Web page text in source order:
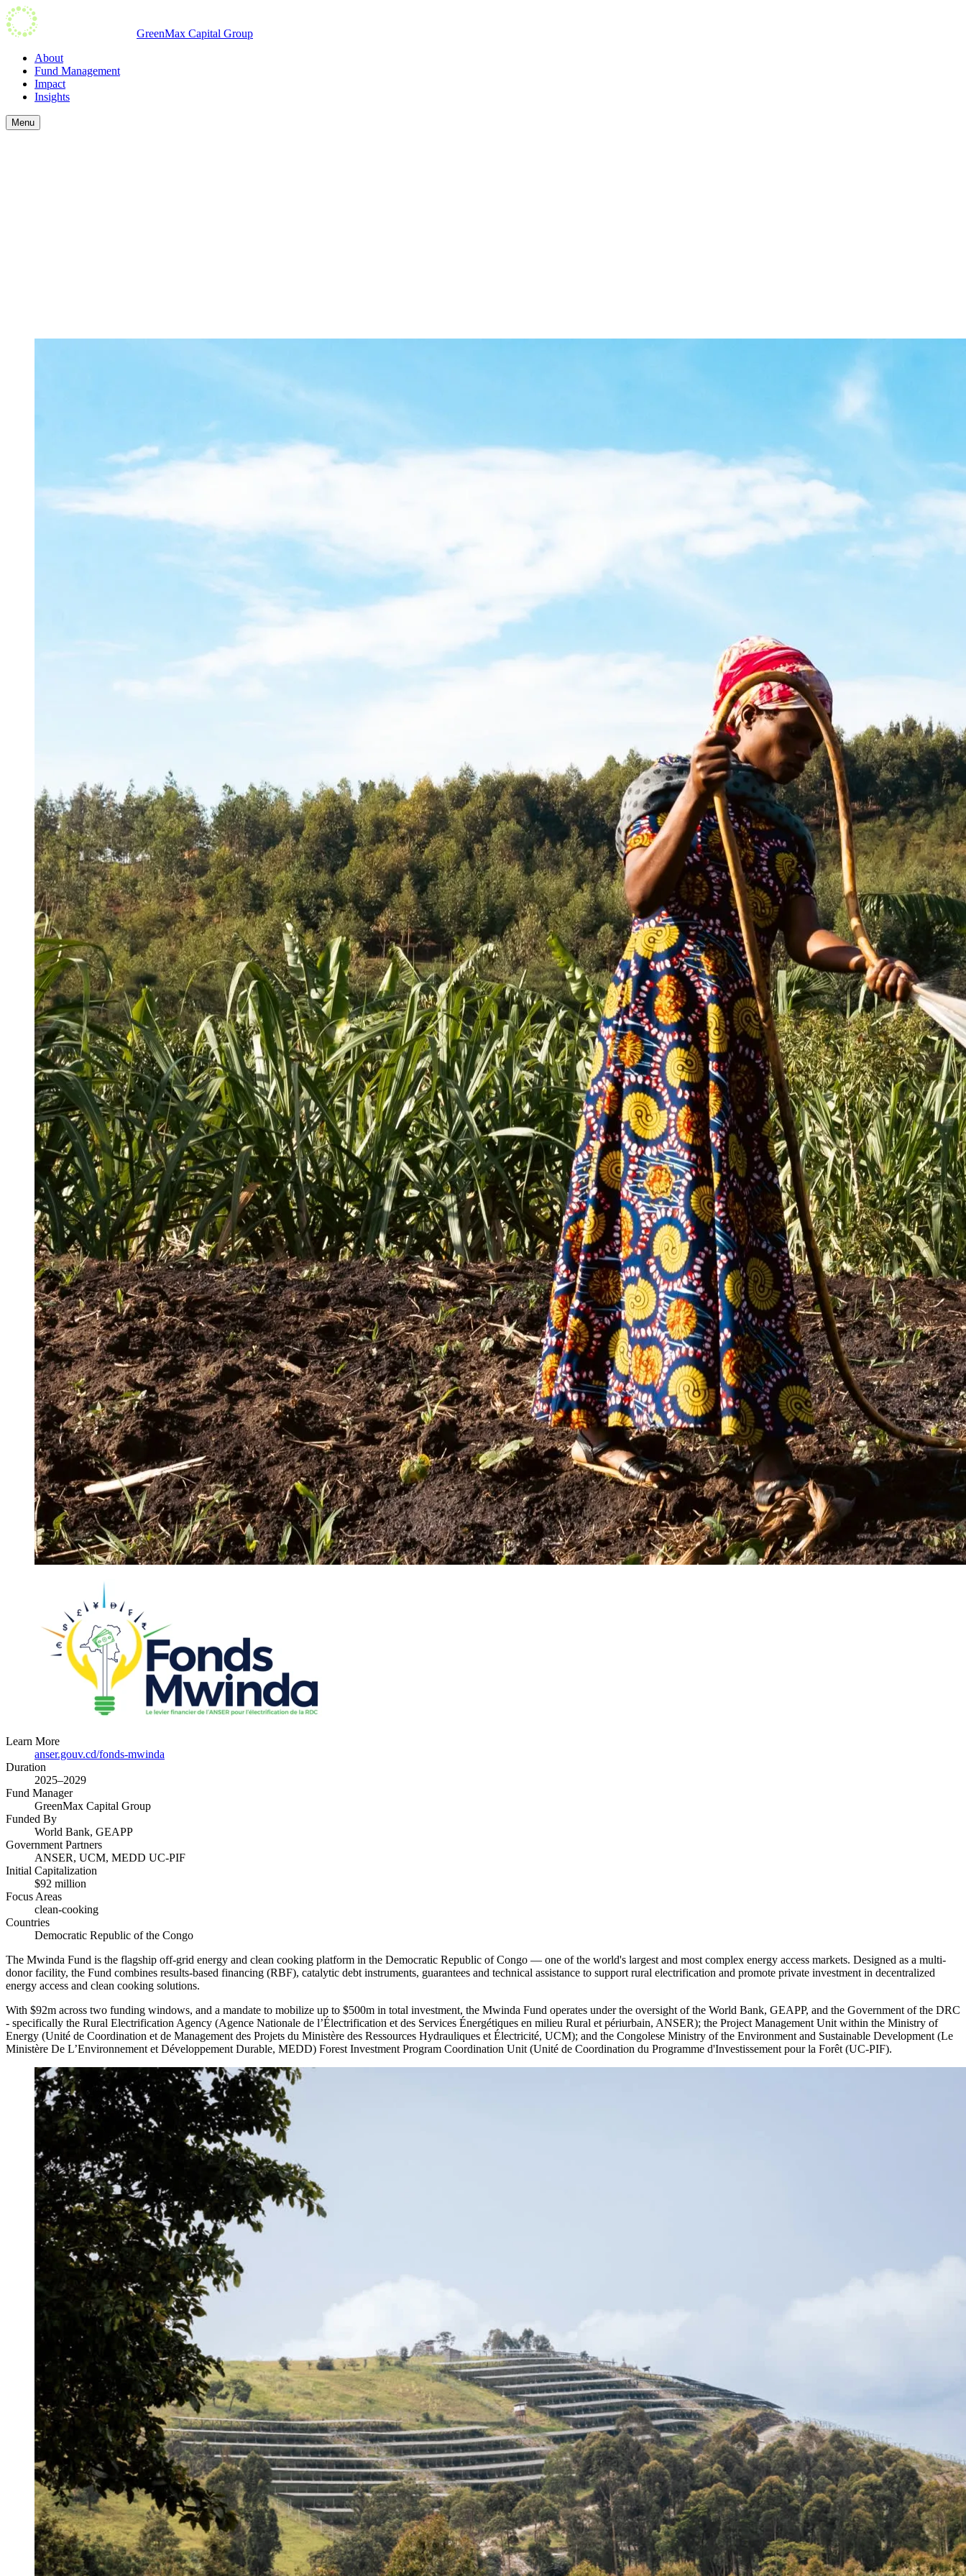
GreenMax Capital Group​​​​‌ ‍ ​‍​‍‌‍ ‌ ​‍‌‍‍‌‌‍‌ ‌‍‍‌‌‍ ‍​‍​‍​ ‍‍​‍​‍‌ ​ ‌‍​‌‌‍ ‍‌‍‍‌‌ ‌​‌ ‍‌​‍ ‍‌‍‍‌‌‍ ​‍​‍​‍ ​​‍​‍‌‍‍​‌ ​‍‌‍‌‌‌‍‌‍​‍​‍​ ‍‍​‍​‍‌‍‍​‌ ‌​‌ ‌​‌ ​​​ ‍‍​‍ ​‍ ‌‍ ​‌‍ ‌‍​ ‌‍​‌‌‍ ​‌‍‍​‌‍ ‌ ​ ‌ ‌​​ ‍‍​ ​ ​ ​ ​ ​ ​ ​ ​‍ ‌‍‍‌‌‍ ‍‌ ‌​‌‍‌‌‌‍ ‍‌ ‌​​‍ ‌‍‌‌‌‍‌​‌‍‍‌‌ ‌​​‍ ‌‍ ‌‌‍ ‌‍‌​‌‍‌‌​ ‌‌ ​​‌ ​‍‌‍‌‌‌ ​ ‌‍‌‌‌‍ ‍‌ ‌​‌‍​‌‌ ‌​‌‍‍‌‌‍ ‌‍ ‍​ ‍ ‌‍‍‌‌‍‌​​ ‌‌ ​ ‌‍‍‌‌ ‌​‌‍‌‌‌‌​ ‌‍‌‌‌ ‌​‌ ‌​‌‍‍‌‌‍ ‍‌‍‌ ‌ ​ ​ ‍ ‌ ‌​‌ ‍‌‌ ​​‌‍‌‌​ ‌‌ ​ ‌‍‌‌‌ ‌​‌ ‌​‌‍‍‌‌‍ ‍‌‍‌ ‌ ​ ​ ‍ ‌ ​​‌‍​‌‌ ‌​‌‍‍​​ ‌‌ ‌​‌‍‍‌‌ ‌​‌‍ ​‌‍‌‌​ ‌‍​‍‌‍​‌‌ ​ ‌‍‌‌‌‌‌‌‌ ​‍‌‍ ​​ ‌‌‍‍​‌ ‌​‌ ‌​‌ ​​​‍‌‌​ ​ ‌​​‌​‍‌‌​ ​‍‌​‌‍​‍‌‌​ ​‍‌​‌‍‌‍ ​‌‍ ‌‍​ ‌‍​‌‌‍ ​‌‍‍​‌‍ ‌ ​ ‌ ‌​​‍‌‌​ ​ ‌​​‌​ ​ ​ ​ ​ ​ ​ ​ ​‍‌‍‌‍‍‌‌‍‌​​ ‌‌ ​ ‌‍‍‌‌ ‌​‌‍‌‌‌‌​ ‌‍‌‌‌ ‌​‌ ‌​‌‍‍‌‌‍ ‍‌‍‌ ‌ ​ ​‍‌‍‌ ‌​‌ ‍‌‌ ​​‌‍‌‌​ ‌‌ ​ ‌‍‌‌‌ ‌​‌ ‌​‌‍‍‌‌‍ ‍‌‍‌ ‌ ​ ​‍‌‍‌ ​​‌‍​‌‌ ‌​‌‍‍​​ ‌‌ ‌​‌‍‍‌‌ ‌​‌‍ ​‌‍‌‌​‍‌‍‌ ​​‌‍‌‌‌ ​‍‌ ​ ‌ ​​‌‍‌‌‌‍​ ‌ ‌​‌‍‍‌‌ ‌‍‌‍‌‌​ ‌‌ ​​‌ ‌‌‌‍​‍‌‍ ​‌‍‍‌‌ ​ ‌‍‍​‌‍‌‌‌‍‌​​‍​‍‌ ‌
About​​​​‌ ‍ ​‍​‍‌‍ ‌ ​‍‌‍‍‌‌‍‌ ‌‍‍‌‌‍ ‍​‍​‍​ ‍‍​‍​‍‌ ​ ‌‍​‌‌‍ ‍‌‍‍‌‌ ‌​‌ ‍‌​‍ ‍‌‍‍‌‌‍ ​‍​‍​‍ ​​‍​‍‌‍‍​‌ ​‍‌‍‌‌‌‍‌‍​‍​‍​ ‍‍​‍​‍‌‍‍​‌ ‌​‌ ‌​‌ ​​​ ‍‍​‍ ​‍ ‌‍ ​‌‍ ‌‍​ ‌‍​‌‌‍ ​‌‍‍​‌‍ ‌ ​ ‌ ‌​​ ‍‍​ ​ ​ ​ ​ ​ ​ ​ ​‍ ‌‍‍‌‌‍ ‍‌ ‌​‌‍‌‌‌‍ ‍‌ ‌​​‍ ‌‍‌‌‌‍‌​‌‍‍‌‌ ‌​​‍ ‌‍ ‌‌‍ ‌‍‌​‌‍‌‌​ ‌‌ ​​‌ ​‍‌‍‌‌‌ ​ ‌‍‌‌‌‍ ‍‌ ‌​‌‍​‌‌ ‌​‌‍‍‌‌‍ ‌‍ ‍​ ‍ ‌‍‍‌‌‍‌​​ ‌‌ ​ ‌‍‍‌‌ ‌​‌‍‌‌‌‌​ ‌‍‌‌‌ ‌​‌ ‌​‌‍‍‌‌‍ ‍‌‍‌ ‌ ​ ​ ‍ ‌ ‌​‌ ‍‌‌ ​​‌‍‌‌​ ‌‌ ​ ‌‍‌‌‌ ‌​‌ ‌​‌‍‍‌‌‍ ‍‌‍‌ ‌ ​ ​ ‍ ‌ ​​‌‍​‌‌ ‌​‌‍‍​​ ‌‌‍‍​‌‍‌‌‌‍​‌‌‍‌​‌‍‌‌‌ ​‍‌​​‍‌‍​‌‌ ​‍‌​ ‍‌‍​‌‌ ‌‍‌‍‍‌‌‍‌ ‌‍​‌‌ ‌​‌‍‍‌‌‍ ‌‍ ‍​‍‌‌​ ‌‌‌​​‍‌‌ ‌‍‍ ‌‍‌‌‌ ‍‌​‍‌‌​ ​ ‌​‌​​‍‌‌​ ​ ‌​‌​​‍‌‌​ ​‍​ ​‍​ ‍​​ ‌‌​ ​‌‌‍‌‍​ ‍​​ ‌‍‌‍​ ‌‍​ ​ ​‌​ ​​​ ​ ‌‍​‍​‍‌‌​ ​‍​ ​‍​‍‌‌​ ‌‌‌​‌​​‍ ‍‌‍ ​‌‍​‌‌‍​‍‌‍‌‌‌‍ ​​ ‌‍​‍‌‍​‌‌ ​ ‌‍‌‌‌‌‌‌‌ ​‍‌‍ ​​ ‌‌‍‍​‌ ‌​‌ ‌​‌ ​​​‍‌‌​ ​ ‌​​‌​‍‌‌​ ​‍‌​‌‍​‍‌‌​ ​‍‌​‌‍‌‍ ​‌‍ ‌‍​ ‌‍​‌‌‍ ​‌‍‍​‌‍ ‌ ​ ‌ ‌​​‍‌‌​ ​ ‌​​‌​ ​ ​ ​ ​ ​ ​ ​ ​‍‌‍‌‍‍‌‌‍‌​​ ‌‌ ​ ‌‍‍‌‌ ‌​‌‍‌‌‌‌​ ‌‍‌‌‌ ‌​‌ ‌​‌‍‍‌‌‍ ‍‌‍‌ ‌ ​ ​‍‌‍‌ ‌​‌ ‍‌‌ ​​‌‍‌‌​ ‌‌ ​ ‌‍‌‌‌ ‌​‌ ‌​‌‍‍‌‌‍ ‍‌‍‌ ‌ ​ ​‍‌‍‌ ​​‌‍​‌‌ ‌​‌‍‍​​ ‌‌‍‍​‌‍‌‌‌‍​‌‌‍‌​‌‍‌‌‌ ​‍‌​​‍‌‍​‌‌ ​‍‌​ ‍‌‍​‌‌ ‌‍‌‍‍‌‌‍‌ ‌‍​‌‌ ‌​‌‍‍‌‌‍ ‌‍ ‍​‍‌‌​ ‌‌‌​​‍‌‌ ‌‍‍ ‌‍‌‌‌ ‍‌​‍‌‌​ ​ ‌​‌​​‍‌‌​ ​ ‌​‌​​‍‌‌​ ​‍​ ​‍​ ‍​​ ‌‌​ ​‌‌‍‌‍​ ‍​​ ‌‍‌‍​ ‌‍​ ​ ​‌​ ​​​ ​ ‌‍​‍​‍‌‌​ ​‍​ ​‍​‍‌‌​ ‌‌‌​‌​​‍ ‍‌‍ ​‌‍​‌‌‍​‍‌‍‌‌‌‍ ​​‍‌‍‌ ​​‌‍‌‌‌ ​‍‌ ​ ‌ ​​‌‍‌‌‌‍​ ‌ ‌​‌‍‍‌‌ ‌‍‌‍‌‌​ ‌‌ ​​‌ ‌‌‌‍​‍‌‍ ​‌‍‍‌‌ ​ ‌‍‍​‌‍‌‌‌‍‌​​‍​‍‌ ‌
Fund Management​​​​‌ ‍ ​‍​‍‌‍ ‌ ​‍‌‍‍‌‌‍‌ ‌‍‍‌‌‍ ‍​‍​‍​ ‍‍​‍​‍‌ ​ ‌‍​‌‌‍ ‍‌‍‍‌‌ ‌​‌ ‍‌​‍ ‍‌‍‍‌‌‍ ​‍​‍​‍ ​​‍​‍‌‍‍​‌ ​‍‌‍‌‌‌‍‌‍​‍​‍​ ‍‍​‍​‍‌‍‍​‌ ‌​‌ ‌​‌ ​​​ ‍‍​‍ ​‍ ‌‍ ​‌‍ ‌‍​ ‌‍​‌‌‍ ​‌‍‍​‌‍ ‌ ​ ‌ ‌​​ ‍‍​ ​ ​ ​ ​ ​ ​ ​ ​‍ ‌‍‍‌‌‍ ‍‌ ‌​‌‍‌‌‌‍ ‍‌ ‌​​‍ ‌‍‌‌‌‍‌​‌‍‍‌‌ ‌​​‍ ‌‍ ‌‌‍ ‌‍‌​‌‍‌‌​ ‌‌ ​​‌ ​‍‌‍‌‌‌ ​ ‌‍‌‌‌‍ ‍‌ ‌​‌‍​‌‌ ‌​‌‍‍‌‌‍ ‌‍ ‍​ ‍ ‌‍‍‌‌‍‌​​ ‌‌ ​ ‌‍‍‌‌ ‌​‌‍‌‌‌‌​ ‌‍‌‌‌ ‌​‌ ‌​‌‍‍‌‌‍ ‍‌‍‌ ‌ ​ ​ ‍ ‌ ‌​‌ ‍‌‌ ​​‌‍‌‌​ ‌‌ ​ ‌‍‌‌‌ ‌​‌ ‌​‌‍‍‌‌‍ ‍‌‍‌ ‌ ​ ​ ‍ ‌ ​​‌‍​‌‌ ‌​‌‍‍​​ ‌‌‍‍​‌‍‌‌‌‍​‌‌‍‌​‌‍‌‌‌ ​‍‌​​‍‌‍​‌‌ ​‍‌​ ‍‌‍​‌‌ ‌‍‌‍‍‌‌‍‌ ‌‍​‌‌ ‌​‌‍‍‌‌‍ ‌‍ ‍​‍‌‌​ ‌‌‌​​‍‌‌ ‌‍‍ ‌‍‌‌‌ ‍‌​‍‌‌​ ​ ‌​‌​​‍‌‌​ ​ ‌​‌​​‍‌‌​ ​‍​ ​‍​ ​​​ ‌ ​ ‌​‌‍​‍​ ​ ​ ‍​‌‍‌‍‌‍​‌​ ‍‌​ ‌‌​ ‍‌​ ‍‌​‍‌‌​ ​‍​ ​‍​‍‌‌​ ‌‌‌​‌​​‍ ‍‌‍ ​‌‍​‌‌‍​‍‌‍‌‌‌‍ ​​ ‌‍​‍‌‍​‌‌ ​ ‌‍‌‌‌‌‌‌‌ ​‍‌‍ ​​ ‌‌‍‍​‌ ‌​‌ ‌​‌ ​​​‍‌‌​ ​ ‌​​‌​‍‌‌​ ​‍‌​‌‍​‍‌‌​ ​‍‌​‌‍‌‍ ​‌‍ ‌‍​ ‌‍​‌‌‍ ​‌‍‍​‌‍ ‌ ​ ‌ ‌​​‍‌‌​ ​ ‌​​‌​ ​ ​ ​ ​ ​ ​ ​ ​‍‌‍‌‍‍‌‌‍‌​​ ‌‌ ​ ‌‍‍‌‌ ‌​‌‍‌‌‌‌​ ‌‍‌‌‌ ‌​‌ ‌​‌‍‍‌‌‍ ‍‌‍‌ ‌ ​ ​‍‌‍‌ ‌​‌ ‍‌‌ ​​‌‍‌‌​ ‌‌ ​ ‌‍‌‌‌ ‌​‌ ‌​‌‍‍‌‌‍ ‍‌‍‌ ‌ ​ ​‍‌‍‌ ​​‌‍​‌‌ ‌​‌‍‍​​ ‌‌‍‍​‌‍‌‌‌‍​‌‌‍‌​‌‍‌‌‌ ​‍‌​​‍‌‍​‌‌ ​‍‌​ ‍‌‍​‌‌ ‌‍‌‍‍‌‌‍‌ ‌‍​‌‌ ‌​‌‍‍‌‌‍ ‌‍ ‍​‍‌‌​ ‌‌‌​​‍‌‌ ‌‍‍ ‌‍‌‌‌ ‍‌​‍‌‌​ ​ ‌​‌​​‍‌‌​ ​ ‌​‌​​‍‌‌​ ​‍​ ​‍​ ​​​ ‌ ​ ‌​‌‍​‍​ ​ ​ ‍​‌‍‌‍‌‍​‌​ ‍‌​ ‌‌​ ‍‌​ ‍‌​‍‌‌​ ​‍​ ​‍​‍‌‌​ ‌‌‌​‌​​‍ ‍‌‍ ​‌‍​‌‌‍​‍‌‍‌‌‌‍ ​​‍‌‍‌ ​​‌‍‌‌‌ ​‍‌ ​ ‌ ​​‌‍‌‌‌‍​ ‌ ‌​‌‍‍‌‌ ‌‍‌‍‌‌​ ‌‌ ​​‌ ‌‌‌‍​‍‌‍ ​‌‍‍‌‌ ​ ‌‍‍​‌‍‌‌‌‍‌​​‍​‍‌ ‌
Impact​​​​‌ ‍ ​‍​‍‌‍ ‌ ​‍‌‍‍‌‌‍‌ ‌‍‍‌‌‍ ‍​‍​‍​ ‍‍​‍​‍‌ ​ ‌‍​‌‌‍ ‍‌‍‍‌‌ ‌​‌ ‍‌​‍ ‍‌‍‍‌‌‍ ​‍​‍​‍ ​​‍​‍‌‍‍​‌ ​‍‌‍‌‌‌‍‌‍​‍​‍​ ‍‍​‍​‍‌‍‍​‌ ‌​‌ ‌​‌ ​​​ ‍‍​‍ ​‍ ‌‍ ​‌‍ ‌‍​ ‌‍​‌‌‍ ​‌‍‍​‌‍ ‌ ​ ‌ ‌​​ ‍‍​ ​ ​ ​ ​ ​ ​ ​ ​‍ ‌‍‍‌‌‍ ‍‌ ‌​‌‍‌‌‌‍ ‍‌ ‌​​‍ ‌‍‌‌‌‍‌​‌‍‍‌‌ ‌​​‍ ‌‍ ‌‌‍ ‌‍‌​‌‍‌‌​ ‌‌ ​​‌ ​‍‌‍‌‌‌ ​ ‌‍‌‌‌‍ ‍‌ ‌​‌‍​‌‌ ‌​‌‍‍‌‌‍ ‌‍ ‍​ ‍ ‌‍‍‌‌‍‌​​ ‌‌ ​ ‌‍‍‌‌ ‌​‌‍‌‌‌‌​ ‌‍‌‌‌ ‌​‌ ‌​‌‍‍‌‌‍ ‍‌‍‌ ‌ ​ ​ ‍ ‌ ‌​‌ ‍‌‌ ​​‌‍‌‌​ ‌‌ ​ ‌‍‌‌‌ ‌​‌ ‌​‌‍‍‌‌‍ ‍‌‍‌ ‌ ​ ​ ‍ ‌ ​​‌‍​‌‌ ‌​‌‍‍​​ ‌‌‍‍​‌‍‌‌‌‍​‌‌‍‌​‌‍‌‌‌ ​‍‌​​‍‌‍​‌‌ ​‍‌​ ‍‌‍​‌‌ ‌‍‌‍‍‌‌‍‌ ‌‍​‌‌ ‌​‌‍‍‌‌‍ ‌‍ ‍​‍‌‌​ ‌‌‌​​‍‌‌ ‌‍‍ ‌‍‌‌‌ ‍‌​‍‌‌​ ​ ‌​‌​​‍‌‌​ ​ ‌​‌​​‍‌‌​ ​‍​ ​‍​ ​‍​ ‍‌​ ‌ ‌‍‌‌‌‍​ ‌‍‌​​ ​‌​ ‍​​ ‌​​ ‌‌​ ‌‌​ ‍​​‍‌‌​ ​‍​ ​‍​‍‌‌​ ‌‌‌​‌​​‍ ‍‌‍ ​‌‍​‌‌‍​‍‌‍‌‌‌‍ ​​ ‌‍​‍‌‍​‌‌ ​ ‌‍‌‌‌‌‌‌‌ ​‍‌‍ ​​ ‌‌‍‍​‌ ‌​‌ ‌​‌ ​​​‍‌‌​ ​ ‌​​‌​‍‌‌​ ​‍‌​‌‍​‍‌‌​ ​‍‌​‌‍‌‍ ​‌‍ ‌‍​ ‌‍​‌‌‍ ​‌‍‍​‌‍ ‌ ​ ‌ ‌​​‍‌‌​ ​ ‌​​‌​ ​ ​ ​ ​ ​ ​ ​ ​‍‌‍‌‍‍‌‌‍‌​​ ‌‌ ​ ‌‍‍‌‌ ‌​‌‍‌‌‌‌​ ‌‍‌‌‌ ‌​‌ ‌​‌‍‍‌‌‍ ‍‌‍‌ ‌ ​ ​‍‌‍‌ ‌​‌ ‍‌‌ ​​‌‍‌‌​ ‌‌ ​ ‌‍‌‌‌ ‌​‌ ‌​‌‍‍‌‌‍ ‍‌‍‌ ‌ ​ ​‍‌‍‌ ​​‌‍​‌‌ ‌​‌‍‍​​ ‌‌‍‍​‌‍‌‌‌‍​‌‌‍‌​‌‍‌‌‌ ​‍‌​​‍‌‍​‌‌ ​‍‌​ ‍‌‍​‌‌ ‌‍‌‍‍‌‌‍‌ ‌‍​‌‌ ‌​‌‍‍‌‌‍ ‌‍ ‍​‍‌‌​ ‌‌‌​​‍‌‌ ‌‍‍ ‌‍‌‌‌ ‍‌​‍‌‌​ ​ ‌​‌​​‍‌‌​ ​ ‌​‌​​‍‌‌​ ​‍​ ​‍​ ​‍​ ‍‌​ ‌ ‌‍‌‌‌‍​ ‌‍‌​​ ​‌​ ‍​​ ‌​​ ‌‌​ ‌‌​ ‍​​‍‌‌​ ​‍​ ​‍​‍‌‌​ ‌‌‌​‌​​‍ ‍‌‍ ​‌‍​‌‌‍​‍‌‍‌‌‌‍ ​​‍‌‍‌ ​​‌‍‌‌‌ ​‍‌ ​ ‌ ​​‌‍‌‌‌‍​ ‌ ‌​‌‍‍‌‌ ‌‍‌‍‌‌​ ‌‌ ​​‌ ‌‌‌‍​‍‌‍ ​‌‍‍‌‌ ​ ‌‍‍​‌‍‌‌‌‍‌​​‍​‍‌ ‌
Insights​​​​‌ ‍ ​‍​‍‌‍ ‌ ​‍‌‍‍‌‌‍‌ ‌‍‍‌‌‍ ‍​‍​‍​ ‍‍​‍​‍‌ ​ ‌‍​‌‌‍ ‍‌‍‍‌‌ ‌​‌ ‍‌​‍ ‍‌‍‍‌‌‍ ​‍​‍​‍ ​​‍​‍‌‍‍​‌ ​‍‌‍‌‌‌‍‌‍​‍​‍​ ‍‍​‍​‍‌‍‍​‌ ‌​‌ ‌​‌ ​​​ ‍‍​‍ ​‍ ‌‍ ​‌‍ ‌‍​ ‌‍​‌‌‍ ​‌‍‍​‌‍ ‌ ​ ‌ ‌​​ ‍‍​ ​ ​ ​ ​ ​ ​ ​ ​‍ ‌‍‍‌‌‍ ‍‌ ‌​‌‍‌‌‌‍ ‍‌ ‌​​‍ ‌‍‌‌‌‍‌​‌‍‍‌‌ ‌​​‍ ‌‍ ‌‌‍ ‌‍‌​‌‍‌‌​ ‌‌ ​​‌ ​‍‌‍‌‌‌ ​ ‌‍‌‌‌‍ ‍‌ ‌​‌‍​‌‌ ‌​‌‍‍‌‌‍ ‌‍ ‍​ ‍ ‌‍‍‌‌‍‌​​ ‌‌ ​ ‌‍‍‌‌ ‌​‌‍‌‌‌‌​ ‌‍‌‌‌ ‌​‌ ‌​‌‍‍‌‌‍ ‍‌‍‌ ‌ ​ ​ ‍ ‌ ‌​‌ ‍‌‌ ​​‌‍‌‌​ ‌‌ ​ ‌‍‌‌‌ ‌​‌ ‌​‌‍‍‌‌‍ ‍‌‍‌ ‌ ​ ​ ‍ ‌ ​​‌‍​‌‌ ‌​‌‍‍​​ ‌‌‍‍​‌‍‌‌‌‍​‌‌‍‌​‌‍‌‌‌ ​‍‌​​‍‌‍​‌‌ ​‍‌​ ‍‌‍​‌‌ ‌‍‌‍‍‌‌‍‌ ‌‍​‌‌ ‌​‌‍‍‌‌‍ ‌‍ ‍​‍‌‌​ ‌‌‌​​‍‌‌ ‌‍‍ ‌‍‌‌‌ ‍‌​‍‌‌​ ​ ‌​‌​​‍‌‌​ ​ ‌​‌​​‍‌‌​ ​‍​ ​‍‌‍‌‌​ ‌ ​ ‍‌‌‍‌‌‌‍​ ​ ​‌‌‍‌​‌‍‌‍‌‍‌​​ ​‌​ ​ ​ ‌‌​‍‌‌​ ​‍​ ​‍​‍‌‌​ ‌‌‌​‌​​‍ ‍‌‍ ​‌‍​‌‌‍​‍‌‍‌‌‌‍ ​​ ‌‍​‍‌‍​‌‌ ​ ‌‍‌‌‌‌‌‌‌ ​‍‌‍ ​​ ‌‌‍‍​‌ ‌​‌ ‌​‌ ​​​‍‌‌​ ​ ‌​​‌​‍‌‌​ ​‍‌​‌‍​‍‌‌​ ​‍‌​‌‍‌‍ ​‌‍ ‌‍​ ‌‍​‌‌‍ ​‌‍‍​‌‍ ‌ ​ ‌ ‌​​‍‌‌​ ​ ‌​​‌​ ​ ​ ​ ​ ​ ​ ​ ​‍‌‍‌‍‍‌‌‍‌​​ ‌‌ ​ ‌‍‍‌‌ ‌​‌‍‌‌‌‌​ ‌‍‌‌‌ ‌​‌ ‌​‌‍‍‌‌‍ ‍‌‍‌ ‌ ​ ​‍‌‍‌ ‌​‌ ‍‌‌ ​​‌‍‌‌​ ‌‌ ​ ‌‍‌‌‌ ‌​‌ ‌​‌‍‍‌‌‍ ‍‌‍‌ ‌ ​ ​‍‌‍‌ ​​‌‍​‌‌ ‌​‌‍‍​​ ‌‌‍‍​‌‍‌‌‌‍​‌‌‍‌​‌‍‌‌‌ ​‍‌​​‍‌‍​‌‌ ​‍‌​ ‍‌‍​‌‌ ‌‍‌‍‍‌‌‍‌ ‌‍​‌‌ ‌​‌‍‍‌‌‍ ‌‍ ‍​‍‌‌​ ‌‌‌​​‍‌‌ ‌‍‍ ‌‍‌‌‌ ‍‌​‍‌‌​ ​ ‌​‌​​‍‌‌​ ​ ‌​‌​​‍‌‌​ ​‍​ ​‍‌‍‌‌​ ‌ ​ ‍‌‌‍‌‌‌‍​ ​ ​‌‌‍‌​‌‍‌‍‌‍‌​​ ​‌​ ​ ​ ‌‌​‍‌‌​ ​‍​ ​‍​‍‌‌​ ‌‌‌​‌​​‍ ‍‌‍ ​‌‍​‌‌‍​‍‌‍‌‌‌‍ ​​‍‌‍‌ ​​‌‍‌‌‌ ​‍‌ ​ ‌ ​​‌‍‌‌‌‍​ ‌ ‌​‌‍‍‌‌ ‌‍‌‍‌‌​ ‌‌ ​​‌ ‌‌‌‍​‍‌‍ ​‌‍‍‌‌ ​ ‌‍‍​‌‍‌‌‌‍‌​​‍​‍‌ ‌
Menu
Learn More
anser.gouv.cd/fonds-mwinda
Duration
2025–2029
Fund Manager
GreenMax Capital Group​​​​‌ ‍ ​‍​‍‌‍ ‌ ​‍‌‍‍‌‌‍‌ ‌‍‍‌‌‍ ‍​‍​‍​ ‍‍​‍​‍‌ ​ ‌‍​‌‌‍ ‍‌‍‍‌‌ ‌​‌ ‍‌​‍ ‍‌‍‍‌‌‍ ​‍​‍​‍ ​​‍​‍‌‍‍​‌ ​‍‌‍‌‌‌‍‌‍​‍​‍​ ‍‍​‍​‍‌‍‍​‌ ‌​‌ ‌​‌ ​​​ ‍‍​‍ ​‍ ‌‍ ​‌‍ ‌‍​ ‌‍​‌‌‍ ​‌‍‍​‌‍ ‌ ​ ‌ ‌​​ ‍‍​ ​ ​ ​ ​ ​ ​ ​ ​‍ ‌‍‍‌‌‍ ‍‌ ‌​‌‍‌‌‌‍ ‍‌ ‌​​‍ ‌‍‌‌‌‍‌​‌‍‍‌‌ ‌​​‍ ‌‍ ‌‌‍ ‌‍‌​‌‍‌‌​ ‌‌ ​​‌ ​‍‌‍‌‌‌ ​ ‌‍‌‌‌‍ ‍‌ ‌​‌‍​‌‌ ‌​‌‍‍‌‌‍ ‌‍ ‍​ ‍ ‌‍‍‌‌‍‌​​ ‌‌‍‌‍​ ​‌​ ‍​​ ​‍‌‍‌‌​ ‌​​ ‍​​ ​‍​‍ ‌‌‍​‍‌‍​ ​ ‌‌​ ​‍​‍ ‌​ ‌​​ ‍​​ ‍​‌‍​‌​‍ ‌​ ‍​‌‍‌‌‌‍‌‍‌‍​‌​‍ ‌‌‍‌​​ ‌‍‌‍​ ​ ‌‌​ ​​‌‍​‍‌‍‌‌‌‍​‍‌‍​‌​ ‌‍​ ​‍​ ‍‌​ ‍ ‌ ‌​‌ ‍‌‌ ​​‌‍‌‌​ ‌‌ ​​‌‍ ​‌‍​‌‌ ‌​‌‍‌‍‌‍ ‌ ​‍‌‍ ‌​ ‍ ‌ ​​‌‍​‌‌ ‌​‌‍‍​​ ‌‌‍‌‍‌ ‌‌‌‍ ‍‌‍‌​‌​ ‌‌‍​‌‌‍ ‍‌‍​‌‌‍‌ ‌‍‌‌‌ ​‍​ ‌‍​‍‌‍​‌‌ ​ ‌‍‌‌‌‌‌‌‌ ​‍‌‍ ​​ ‌‌‍‍​‌ ‌​‌ ‌​‌ ​​​‍‌‌​ ​ ‌​​‌​‍‌‌​ ​‍‌​‌‍​‍‌‌​ ​‍‌​‌‍‌‍ ​‌‍ ‌‍​ ‌‍​‌‌‍ ​‌‍‍​‌‍ ‌ ​ ‌ ‌​​‍‌‌​ ​ ‌​​‌​ ​ ​ ​ ​ ​ ​ ​ ​‍‌‍‌‍‍‌‌‍‌​​ ‌‌‍‌‍​ ​‌​ ‍​​ ​‍‌‍‌‌​ ‌​​ ‍​​ ​‍​‍ ‌‌‍​‍‌‍​ ​ ‌‌​ ​‍​‍ ‌​ ‌​​ ‍​​ ‍​‌‍​‌​‍ ‌​ ‍​‌‍‌‌‌‍‌‍‌‍​‌​‍ ‌‌‍‌​​ ‌‍‌‍​ ​ ‌‌​ ​​‌‍​‍‌‍‌‌‌‍​‍‌‍​‌​ ‌‍​ ​‍​ ‍‌​‍‌‍‌ ‌​‌ ‍‌‌ ​​‌‍‌‌​ ‌‌ ​​‌‍ ​‌‍​‌‌ ‌​‌‍‌‍‌‍ ‌ ​‍‌‍ ‌​‍‌‍‌ ​​‌‍​‌‌ ‌​‌‍‍​​ ‌‌‍‌‍‌ ‌‌‌‍ ‍‌‍‌​‌​ ‌‌‍​‌‌‍ ‍‌‍​‌‌‍‌ ‌‍‌‌‌ ​‍​‍‌‍‌ ​​‌‍‌‌‌ ​‍‌ ​ ‌ ​​‌‍‌‌‌‍​ ‌ ‌​‌‍‍‌‌ ‌‍‌‍‌‌​ ‌‌ ​​‌ ‌‌‌‍​‍‌‍ ​‌‍‍‌‌ ​ ‌‍‍​‌‍‌‌‌‍‌​​‍​‍‌ ‌
Funded By
World Bank​​​​‌ ‍ ​‍​‍‌‍ ‌ ​‍‌‍‍‌‌‍‌ ‌‍‍‌‌‍ ‍​‍​‍​ ‍‍​‍​‍‌ ​ ‌‍​‌‌‍ ‍‌‍‍‌‌ ‌​‌ ‍‌​‍ ‍‌‍‍‌‌‍ ​‍​‍​‍ ​​‍​‍‌‍‍​‌ ​‍‌‍‌‌‌‍‌‍​‍​‍​ ‍‍​‍​‍‌‍‍​‌ ‌​‌ ‌​‌ ​​​ ‍‍​‍ ​‍ ‌‍ ​‌‍ ‌‍​ ‌‍​‌‌‍ ​‌‍‍​‌‍ ‌ ​ ‌ ‌​​ ‍‍​ ​ ​ ​ ​ ​ ​ ​ ​‍ ‌‍‍‌‌‍ ‍‌ ‌​‌‍‌‌‌‍ ‍‌ ‌​​‍ ‌‍‌‌‌‍‌​‌‍‍‌‌ ‌​​‍ ‌‍ ‌‌‍ ‌‍‌​‌‍‌‌​ ‌‌ ​​‌ ​‍‌‍‌‌‌ ​ ‌‍‌‌‌‍ ‍‌ ‌​‌‍​‌‌ ‌​‌‍‍‌‌‍ ‌‍ ‍​ ‍ ‌‍‍‌‌‍‌​​ ‌‌ ​​‌‍​‌‌ ​‍‌ ‌​‌‍ ‍‌‍‌‌‌ ​‍​‍ ‌‌ ‌ ‌‍ ‌ ​‍‌‍ ​‌‍‌​​‍ ‌‌‍​‍‌‍​‌‌‍ ‍‌‍‍ ​ ‍ ‌ ‌​‌ ‍‌‌ ​​‌‍‌‌​ ‌‌ ​​‌‍​‌‌ ​‍‌ ‌​‌‍ ‍‌‍‌‌‌ ​‍​ ‍ ‌ ​​‌‍​‌‌ ‌​‌‍‍​​ ‌‌ ‌​‌‍‍‌‌ ‌​‌‍ ​‌‍‌‌​ ‌‍​‍‌‍​‌‌ ​ ‌‍‌‌‌‌‌‌‌ ​‍‌‍ ​​ ‌‌‍‍​‌ ‌​‌ ‌​‌ ​​​‍‌‌​ ​ ‌​​‌​‍‌‌​ ​‍‌​‌‍​‍‌‌​ ​‍‌​‌‍‌‍ ​‌‍ ‌‍​ ‌‍​‌‌‍ ​‌‍‍​‌‍ ‌ ​ ‌ ‌​​‍‌‌​ ​ ‌​​‌​ ​ ​ ​ ​ ​ ​ ​ ​‍‌‍‌‍‍‌‌‍‌​​ ‌‌ ​​‌‍​‌‌ ​‍‌ ‌​‌‍ ‍‌‍‌‌‌ ​‍​‍ ‌‌ ‌ ‌‍ ‌ ​‍‌‍ ​‌‍‌​​‍ ‌‌‍​‍‌‍​‌‌‍ ‍‌‍‍ ​‍‌‍‌ ‌​‌ ‍‌‌ ​​‌‍‌‌​ ‌‌ ​​‌‍​‌‌ ​‍‌ ‌​‌‍ ‍‌‍‌‌‌ ​‍​‍‌‍‌ ​​‌‍​‌‌ ‌​‌‍‍​​ ‌‌ ‌​‌‍‍‌‌ ‌​‌‍ ​‌‍‌‌​‍‌‍‌ ​​‌‍‌‌‌ ​‍‌ ​ ‌ ​​‌‍‌‌‌‍​ ‌ ‌​‌‍‍‌‌ ‌‍‌‍‌‌​ ‌‌ ​​‌ ‌‌‌‍​‍‌‍ ​‌‍‍‌‌ ​ ‌‍‍​‌‍‌‌‌‍‌​​‍​‍‌ ‌, GEAPP​​​​‌ ‍ ​‍​‍‌‍ ‌ ​‍‌‍‍‌‌‍‌ ‌‍‍‌‌‍ ‍​‍​‍​ ‍‍​‍​‍‌ ​ ‌‍​‌‌‍ ‍‌‍‍‌‌ ‌​‌ ‍‌​‍ ‍‌‍‍‌‌‍ ​‍​‍​‍ ​​‍​‍‌‍‍​‌ ​‍‌‍‌‌‌‍‌‍​‍​‍​ ‍‍​‍​‍‌‍‍​‌ ‌​‌ ‌​‌ ​​​ ‍‍​‍ ​‍ ‌‍ ​‌‍ ‌‍​ ‌‍​‌‌‍ ​‌‍‍​‌‍ ‌ ​ ‌ ‌​​ ‍‍​ ​ ​ ​ ​ ​ ​ ​ ​‍ ‌‍‍‌‌‍ ‍‌ ‌​‌‍‌‌‌‍ ‍‌ ‌​​‍ ‌‍‌‌‌‍‌​‌‍‍‌‌ ‌​​‍ ‌‍ ‌‌‍ ‌‍‌​‌‍‌‌​ ‌‌ ​​‌ ​‍‌‍‌‌‌ ​ ‌‍‌‌‌‍ ‍‌ ‌​‌‍​‌‌ ‌​‌‍‍‌‌‍ ‌‍ ‍​ ‍ ‌‍‍‌‌‍‌​​ ‌‌‍​‍‌‍‌‌​ ‌ ‌‍‌‍‌‍​ ​ ​ ​ ‌‍​ ​‌​‍ ‌​ ‍​​ ​‍‌‍‌​​ ​‌​‍ ‌​ ‌​‌‍‌​‌‍‌‍‌‍​‌​‍ ‌​ ‍‌​ ‌‌​ ‌​​ ‌‌​‍ ‌‌‍‌​‌‍​‍​ ‍‌​ ‍‌‌‍​‌​ ‌ ​ ‌‍‌‍‌‌‌‍‌‍​ ‍​​ ​‌‌‍​‍​ ‍ ‌ ‌​‌ ‍‌‌ ​​‌‍‌‌​ ‌‌ ​​‌‍​‌‌ ​‍‌ ‌​‌‍ ‍‌‍‌‌‌ ​‍​ ‍ ‌ ​​‌‍​‌‌ ‌​‌‍‍​​ ‌‌ ‌​‌‍‍‌‌ ‌​‌‍ ​‌‍‌‌​ ‌‍​‍‌‍​‌‌ ​ ‌‍‌‌‌‌‌‌‌ ​‍‌‍ ​​ ‌‌‍‍​‌ ‌​‌ ‌​‌ ​​​‍‌‌​ ​ ‌​​‌​‍‌‌​ ​‍‌​‌‍​‍‌‌​ ​‍‌​‌‍‌‍ ​‌‍ ‌‍​ ‌‍​‌‌‍ ​‌‍‍​‌‍ ‌ ​ ‌ ‌​​‍‌‌​ ​ ‌​​‌​ ​ ​ ​ ​ ​ ​ ​ ​‍‌‍‌‍‍‌‌‍‌​​ ‌‌‍​‍‌‍‌‌​ ‌ ‌‍‌‍‌‍​ ​ ​ ​ ‌‍​ ​‌​‍ ‌​ ‍​​ ​‍‌‍‌​​ ​‌​‍ ‌​ ‌​‌‍‌​‌‍‌‍‌‍​‌​‍ ‌​ ‍‌​ ‌‌​ ‌​​ ‌‌​‍ ‌‌‍‌​‌‍​‍​ ‍‌​ ‍‌‌‍​‌​ ‌ ​ ‌‍‌‍‌‌‌‍‌‍​ ‍​​ ​‌‌‍​‍​‍‌‍‌ ‌​‌ ‍‌‌ ​​‌‍‌‌​ ‌‌ ​​‌‍​‌‌ ​‍‌ ‌​‌‍ ‍‌‍‌‌‌ ​‍​‍‌‍‌ ​​‌‍​‌‌ ‌​‌‍‍​​ ‌‌ ‌​‌‍‍‌‌ ‌​‌‍ ​‌‍‌‌​‍‌‍‌ ​​‌‍‌‌‌ ​‍‌ ​ ‌ ​​‌‍‌‌‌‍​ ‌ ‌​‌‍‍‌‌ ‌‍‌‍‌‌​ ‌‌ ​​‌ ‌‌‌‍​‍‌‍ ​‌‍‍‌‌ ​ ‌‍‍​‌‍‌‌‌‍‌​​‍​‍‌ ‌
Government Partners
ANSER​​​​‌ ‍ ​‍​‍‌‍ ‌ ​‍‌‍‍‌‌‍‌ ‌‍‍‌‌‍ ‍​‍​‍​ ‍‍​‍​‍‌ ​ ‌‍​‌‌‍ ‍‌‍‍‌‌ ‌​‌ ‍‌​‍ ‍‌‍‍‌‌‍ ​‍​‍​‍ ​​‍​‍‌‍‍​‌ ​‍‌‍‌‌‌‍‌‍​‍​‍​ ‍‍​‍​‍‌‍‍​‌ ‌​‌ ‌​‌ ​​​ ‍‍​‍ ​‍ ‌‍ ​‌‍ ‌‍​ ‌‍​‌‌‍ ​‌‍‍​‌‍ ‌ ​ ‌ ‌​​ ‍‍​ ​ ​ ​ ​ ​ ​ ​ ​‍ ‌‍‍‌‌‍ ‍‌ ‌​‌‍‌‌‌‍ ‍‌ ‌​​‍ ‌‍‌‌‌‍‌​‌‍‍‌‌ ‌​​‍ ‌‍ ‌‌‍ ‌‍‌​‌‍‌‌​ ‌‌ ​​‌ ​‍‌‍‌‌‌ ​ ‌‍‌‌‌‍ ‍‌ ‌​‌‍​‌‌ ‌​‌‍‍‌‌‍ ‌‍ ‍​ ‍ ‌‍‍‌‌‍‌​​ ‌​ ‌​‌‍‌​​ ​​‌‍​‍‌‍‌‍​ ​​‌‍​‍​ ​‍​‍ ‌‌‍‌‍​ ‍​‌‍‌‍​ ​​​‍ ‌​ ‌​​ ‍‌​ ​ ​ ​‍​‍ ‌‌‍​‍‌‍‌‍​ ‍‌​ ​‍​‍ ‌​ ‌‌​ ​ ‌‍​‌​ ​ ​ ‍​‌‍‌‍‌‍‌‌​ ‍​​ ​‌‌‍‌‍​ ‌ ​ ‌ ​ ‍ ‌ ‌​‌ ‍‌‌ ​​‌‍‌‌​ ‌‌ ​​‌‍​‌‌ ​‍‌ ‌​‌‍ ‍‌‍‌‌‌ ​‍​ ‍ ‌ ​​‌‍​‌‌ ‌​‌‍‍​​ ‌‌ ‌​‌‍‍‌‌ ‌​‌‍ ​‌‍‌‌​ ‌‍​‍‌‍​‌‌ ​ ‌‍‌‌‌‌‌‌‌ ​‍‌‍ ​​ ‌‌‍‍​‌ ‌​‌ ‌​‌ ​​​‍‌‌​ ​ ‌​​‌​‍‌‌​ ​‍‌​‌‍​‍‌‌​ ​‍‌​‌‍‌‍ ​‌‍ ‌‍​ ‌‍​‌‌‍ ​‌‍‍​‌‍ ‌ ​ ‌ ‌​​‍‌‌​ ​ ‌​​‌​ ​ ​ ​ ​ ​ ​ ​ ​‍‌‍‌‍‍‌‌‍‌​​ ‌​ ‌​‌‍‌​​ ​​‌‍​‍‌‍‌‍​ ​​‌‍​‍​ ​‍​‍ ‌‌‍‌‍​ ‍​‌‍‌‍​ ​​​‍ ‌​ ‌​​ ‍‌​ ​ ​ ​‍​‍ ‌‌‍​‍‌‍‌‍​ ‍‌​ ​‍​‍ ‌​ ‌‌​ ​ ‌‍​‌​ ​ ​ ‍​‌‍‌‍‌‍‌‌​ ‍​​ ​‌‌‍‌‍​ ‌ ​ ‌ ​‍‌‍‌ ‌​‌ ‍‌‌ ​​‌‍‌‌​ ‌‌ ​​‌‍​‌‌ ​‍‌ ‌​‌‍ ‍‌‍‌‌‌ ​‍​‍‌‍‌ ​​‌‍​‌‌ ‌​‌‍‍​​ ‌‌ ‌​‌‍‍‌‌ ‌​‌‍ ​‌‍‌‌​‍‌‍‌ ​​‌‍‌‌‌ ​‍‌ ​ ‌ ​​‌‍‌‌‌‍​ ‌ ‌​‌‍‍‌‌ ‌‍‌‍‌‌​ ‌‌ ​​‌ ‌‌‌‍​‍‌‍ ​‌‍‍‌‌ ​ ‌‍‍​‌‍‌‌‌‍‌​​‍​‍‌ ‌, UCM​​​​‌ ‍ ​‍​‍‌‍ ‌ ​‍‌‍‍‌‌‍‌ ‌‍‍‌‌‍ ‍​‍​‍​ ‍‍​‍​‍‌ ​ ‌‍​‌‌‍ ‍‌‍‍‌‌ ‌​‌ ‍‌​‍ ‍‌‍‍‌‌‍ ​‍​‍​‍ ​​‍​‍‌‍‍​‌ ​‍‌‍‌‌‌‍‌‍​‍​‍​ ‍‍​‍​‍‌‍‍​‌ ‌​‌ ‌​‌ ​​​ ‍‍​‍ ​‍ ‌‍ ​‌‍ ‌‍​ ‌‍​‌‌‍ ​‌‍‍​‌‍ ‌ ​ ‌ ‌​​ ‍‍​ ​ ​ ​ ​ ​ ​ ​ ​‍ ‌‍‍‌‌‍ ‍‌ ‌​‌‍‌‌‌‍ ‍‌ ‌​​‍ ‌‍‌‌‌‍‌​‌‍‍‌‌ ‌​​‍ ‌‍ ‌‌‍ ‌‍‌​‌‍‌‌​ ‌‌ ​​‌ ​‍‌‍‌‌‌ ​ ‌‍‌‌‌‍ ‍‌ ‌​‌‍​‌‌ ‌​‌‍‍‌‌‍ ‌‍ ‍​ ‍ ‌‍‍‌‌‍‌​​ ‌‌‍‌‌​ ​ ‌‍‌‍‌‍‌​​ ‌‍​ ​ ​ ‌‍​ ‌‍​‍ ‌​ ‌‍‌‍‌‍​ ​​‌‍​ ​‍ ‌​ ‌​​ ​‌​ ​​‌‍‌​​‍ ‌​ ‍​​ ‌‌​ ​‌​ ‌​​‍ ‌‌‍‌​​ ‌ ​ ‍​​ ‍​‌‍‌​‌‍​‍​ ‌‍‌‍‌‌‌‍‌‍​ ​​​ ​​​ ‌​​ ‍ ‌ ‌​‌ ‍‌‌ ​​‌‍‌‌​ ‌‌ ​​‌‍​‌‌ ​‍‌ ‌​‌‍ ‍‌‍‌‌‌ ​‍​ ‍ ‌ ​​‌‍​‌‌ ‌​‌‍‍​​ ‌‌ ‌​‌‍‍‌‌ ‌​‌‍ ​‌‍‌‌​ ‌‍​‍‌‍​‌‌ ​ ‌‍‌‌‌‌‌‌‌ ​‍‌‍ ​​ ‌‌‍‍​‌ ‌​‌ ‌​‌ ​​​‍‌‌​ ​ ‌​​‌​‍‌‌​ ​‍‌​‌‍​‍‌‌​ ​‍‌​‌‍‌‍ ​‌‍ ‌‍​ ‌‍​‌‌‍ ​‌‍‍​‌‍ ‌ ​ ‌ ‌​​‍‌‌​ ​ ‌​​‌​ ​ ​ ​ ​ ​ ​ ​ ​‍‌‍‌‍‍‌‌‍‌​​ ‌‌‍‌‌​ ​ ‌‍‌‍‌‍‌​​ ‌‍​ ​ ​ ‌‍​ ‌‍​‍ ‌​ ‌‍‌‍‌‍​ ​​‌‍​ ​‍ ‌​ ‌​​ ​‌​ ​​‌‍‌​​‍ ‌​ ‍​​ ‌‌​ ​‌​ ‌​​‍ ‌‌‍‌​​ ‌ ​ ‍​​ ‍​‌‍‌​‌‍​‍​ ‌‍‌‍‌‌‌‍‌‍​ ​​​ ​​​ ‌​​‍‌‍‌ ‌​‌ ‍‌‌ ​​‌‍‌‌​ ‌‌ ​​‌‍​‌‌ ​‍‌ ‌​‌‍ ‍‌‍‌‌‌ ​‍​‍‌‍‌ ​​‌‍​‌‌ ‌​‌‍‍​​ ‌‌ ‌​‌‍‍‌‌ ‌​‌‍ ​‌‍‌‌​‍‌‍‌ ​​‌‍‌‌‌ ​‍‌ ​ ‌ ​​‌‍‌‌‌‍​ ‌ ‌​‌‍‍‌‌ ‌‍‌‍‌‌​ ‌‌ ​​‌ ‌‌‌‍​‍‌‍ ​‌‍‍‌‌ ​ ‌‍‍​‌‍‌‌‌‍‌​​‍​‍‌ ‌, MEDD UC-PIF​​​​‌ ‍ ​‍​‍‌‍ ‌ ​‍‌‍‍‌‌‍‌ ‌‍‍‌‌‍ ‍​‍​‍​ ‍‍​‍​‍‌ ​ ‌‍​‌‌‍ ‍‌‍‍‌‌ ‌​‌ ‍‌​‍ ‍‌‍‍‌‌‍ ​‍​‍​‍ ​​‍​‍‌‍‍​‌ ​‍‌‍‌‌‌‍‌‍​‍​‍​ ‍‍​‍​‍‌‍‍​‌ ‌​‌ ‌​‌ ​​​ ‍‍​‍ ​‍ ‌‍ ​‌‍ ‌‍​ ‌‍​‌‌‍ ​‌‍‍​‌‍ ‌ ​ ‌ ‌​​ ‍‍​ ​ ​ ​ ​ ​ ​ ​ ​‍ ‌‍‍‌‌‍ ‍‌ ‌​‌‍‌‌‌‍ ‍‌ ‌​​‍ ‌‍‌‌‌‍‌​‌‍‍‌‌ ‌​​‍ ‌‍ ‌‌‍ ‌‍‌​‌‍‌‌​ ‌‌ ​​‌ ​‍‌‍‌‌‌ ​ ‌‍‌‌‌‍ ‍‌ ‌​‌‍​‌‌ ‌​‌‍‍‌‌‍ ‌‍ ‍​ ‍ ‌‍‍‌‌‍‌​​ ‌‌‍​‍​ ‍​‌‍​ ​ ‌‍‌‍‌‍​ ​ ​ ‌‌‌‍​‌​‍ ‌​ ‌ ‌‍​‌​ ‌‍‌‍​ ​‍ ‌​ ‌​‌‍‌‍​ ‌‌​ ‍​​‍ ‌​ ‍‌‌‍‌‌‌‍​‍​ ‌ ​‍ ‌​ ‌ ​ ‍‌‌‍‌‌​ ‌‍​ ‌​​ ‌ ‌‍‌‍​ ​‌​ ‍​​ ​‌​ ‌‍​ ‌‌​ ‍ ‌ ‌​‌ ‍‌‌ ​​‌‍‌‌​ ‌‌ ​​‌‍​‌‌ ​‍‌ ‌​‌‍ ‍‌‍‌‌‌ ​‍​ ‍ ‌ ​​‌‍​‌‌ ‌​‌‍‍​​ ‌‌ ‌​‌‍‍‌‌ ‌​‌‍ ​‌‍‌‌​ ‌‍​‍‌‍​‌‌ ​ ‌‍‌‌‌‌‌‌‌ ​‍‌‍ ​​ ‌‌‍‍​‌ ‌​‌ ‌​‌ ​​​‍‌‌​ ​ ‌​​‌​‍‌‌​ ​‍‌​‌‍​‍‌‌​ ​‍‌​‌‍‌‍ ​‌‍ ‌‍​ ‌‍​‌‌‍ ​‌‍‍​‌‍ ‌ ​ ‌ ‌​​‍‌‌​ ​ ‌​​‌​ ​ ​ ​ ​ ​ ​ ​ ​‍‌‍‌‍‍‌‌‍‌​​ ‌‌‍​‍​ ‍​‌‍​ ​ ‌‍‌‍‌‍​ ​ ​ ‌‌‌‍​‌​‍ ‌​ ‌ ‌‍​‌​ ‌‍‌‍​ ​‍ ‌​ ‌​‌‍‌‍​ ‌‌​ ‍​​‍ ‌​ ‍‌‌‍‌‌‌‍​‍​ ‌ ​‍ ‌​ ‌ ​ ‍‌‌‍‌‌​ ‌‍​ ‌​​ ‌ ‌‍‌‍​ ​‌​ ‍​​ ​‌​ ‌‍​ ‌‌​‍‌‍‌ ‌​‌ ‍‌‌ ​​‌‍‌‌​ ‌‌ ​​‌‍​‌‌ ​‍‌ ‌​‌‍ ‍‌‍‌‌‌ ​‍​‍‌‍‌ ​​‌‍​‌‌ ‌​‌‍‍​​ ‌‌ ‌​‌‍‍‌‌ ‌​‌‍ ​‌‍‌‌​‍‌‍‌ ​​‌‍‌‌‌ ​‍‌ ​ ‌ ​​‌‍‌‌‌‍​ ‌ ‌​‌‍‍‌‌ ‌‍‌‍‌‌​ ‌‌ ​​‌ ‌‌‌‍​‍‌‍ ​‌‍‍‌‌ ​ ‌‍‍​‌‍‌‌‌‍‌​​‍​‍‌ ‌
Initial Capitalization
$92 million​​​​‌ ‍ ​‍​‍‌‍ ‌ ​‍‌‍‍‌‌‍‌ ‌‍‍‌‌‍ ‍​‍​‍​ ‍‍​‍​‍‌ ​ ‌‍​‌‌‍ ‍‌‍‍‌‌ ‌​‌ ‍‌​‍ ‍‌‍‍‌‌‍ ​‍​‍​‍ ​​‍​‍‌‍‍​‌ ​‍‌‍‌‌‌‍‌‍​‍​‍​ ‍‍​‍​‍‌‍‍​‌ ‌​‌ ‌​‌ ​​​ ‍‍​‍ ​‍ ‌‍ ​‌‍ ‌‍​ ‌‍​‌‌‍ ​‌‍‍​‌‍ ‌ ​ ‌ ‌​​ ‍‍​ ​ ​ ​ ​ ​ ​ ​ ​‍ ‌‍‍‌‌‍ ‍‌ ‌​‌‍‌‌‌‍ ‍‌ ‌​​‍ ‌‍‌‌‌‍‌​‌‍‍‌‌ ‌​​‍ ‌‍ ‌‌‍ ‌‍‌​‌‍‌‌​ ‌‌ ​​‌ ​‍‌‍‌‌‌ ​ ‌‍‌‌‌‍ ‍‌ ‌​‌‍​‌‌ ‌​‌‍‍‌‌‍ ‌‍ ‍​ ‍ ‌‍‍‌‌‍‌​​ ‌‌‍‌‍​ ​‌​ ‍​​ ​‍‌‍‌‌​ ‌​​ ‍​​ ​‍​‍ ‌‌‍​‍‌‍​ ​ ‌‌​ ​‍​‍ ‌​ ‌​​ ‍​​ ‍​‌‍​‌​‍ ‌​ ‍​‌‍‌‌‌‍‌‍‌‍​‌​‍ ‌‌‍‌​​ ‌‍‌‍​ ​ ‌‌​ ​​‌‍​‍‌‍‌‌‌‍​‍‌‍​‌​ ‌‍​ ​‍​ ‍‌​ ‍ ‌ ‌​‌ ‍‌‌ ​​‌‍‌‌​ ‌‌ ​​‌‍ ​‌‍​‌‌ ‌​‌‍‌‍‌‍ ‌ ​‍‌‍ ‌​ ‍ ‌ ​​‌‍​‌‌ ‌​‌‍‍​​ ‌‌‍​ ‌ ‌‌‌ ​‍‌ ​‍‌‍‌‌‌‍ ‍‌ ‌​‌​​ ‌‍​‌‌ ​​‌‍‍‌‌ ‌​‌‍​‌‌‍ ​‌‍‍‌‌ ‍‍‌‍​‌‌ ‌​‌‍‍‌‌‍ ‌‍ ‍​ ‌‍​‍‌‍​‌‌ ​ ‌‍‌‌‌‌‌‌‌ ​‍‌‍ ​​ ‌‌‍‍​‌ ‌​‌ ‌​‌ ​​​‍‌‌​ ​ ‌​​‌​‍‌‌​ ​‍‌​‌‍​‍‌‌​ ​‍‌​‌‍‌‍ ​‌‍ ‌‍​ ‌‍​‌‌‍ ​‌‍‍​‌‍ ‌ ​ ‌ ‌​​‍‌‌​ ​ ‌​​‌​ ​ ​ ​ ​ ​ ​ ​ ​‍‌‍‌‍‍‌‌‍‌​​ ‌‌‍‌‍​ ​‌​ ‍​​ ​‍‌‍‌‌​ ‌​​ ‍​​ ​‍​‍ ‌‌‍​‍‌‍​ ​ ‌‌​ ​‍​‍ ‌​ ‌​​ ‍​​ ‍​‌‍​‌​‍ ‌​ ‍​‌‍‌‌‌‍‌‍‌‍​‌​‍ ‌‌‍‌​​ ‌‍‌‍​ ​ ‌‌​ ​​‌‍​‍‌‍‌‌‌‍​‍‌‍​‌​ ‌‍​ ​‍​ ‍‌​‍‌‍‌ ‌​‌ ‍‌‌ ​​‌‍‌‌​ ‌‌ ​​‌‍ ​‌‍​‌‌ ‌​‌‍‌‍‌‍ ‌ ​‍‌‍ ‌​‍‌‍‌ ​​‌‍​‌‌ ‌​‌‍‍​​ ‌‌‍​ ‌ ‌‌‌ ​‍‌ ​‍‌‍‌‌‌‍ ‍‌ ‌​‌​​ ‌‍​‌‌ ​​‌‍‍‌‌ ‌​‌‍​‌‌‍ ​‌‍‍‌‌ ‍‍‌‍​‌‌ ‌​‌‍‍‌‌‍ ‌‍ ‍​‍‌‍‌ ​​‌‍‌‌‌ ​‍‌ ​ ‌ ​​‌‍‌‌‌‍​ ‌ ‌​‌‍‍‌‌ ‌‍‌‍‌‌​ ‌‌ ​​‌ ‌‌‌‍​‍‌‍ ​‌‍‍‌‌ ​ ‌‍‍​‌‍‌‌‌‍‌​​‍​‍‌ ‌
Focus Areas
clean-cooking​​​​‌ ‍ ​‍​‍‌‍ ‌ ​‍‌‍‍‌‌‍‌ ‌‍‍‌‌‍ ‍​‍​‍​ ‍‍​‍​‍‌ ​ ‌‍​‌‌‍ ‍‌‍‍‌‌ ‌​‌ ‍‌​‍ ‍‌‍‍‌‌‍ ​‍​‍​‍ ​​‍​‍‌‍‍​‌ ​‍‌‍‌‌‌‍‌‍​‍​‍​ ‍‍​‍​‍‌‍‍​‌ ‌​‌ ‌​‌ ​​​ ‍‍​‍ ​‍ ‌‍ ​‌‍ ‌‍​ ‌‍​‌‌‍ ​‌‍‍​‌‍ ‌ ​ ‌ ‌​​ ‍‍​ ​ ​ ​ ​ ​ ​ ​ ​‍ ‌‍‍‌‌‍ ‍‌ ‌​‌‍‌‌‌‍ ‍‌ ‌​​‍ ‌‍‌‌‌‍‌​‌‍‍‌‌ ‌​​‍ ‌‍ ‌‌‍ ‌‍‌​‌‍‌‌​ ‌‌ ​​‌ ​‍‌‍‌‌‌ ​ ‌‍‌‌‌‍ ‍‌ ‌​‌‍​‌‌ ‌​‌‍‍‌‌‍ ‌‍ ‍​ ‍ ‌‍‍‌‌‍‌​​ ‌‌‍‌‍​ ​‌​ ‍​​ ​‍‌‍‌‌​ ‌​​ ‍​​ ​‍​‍ ‌‌‍​‍‌‍​ ​ ‌‌​ ​‍​‍ ‌​ ‌​​ ‍​​ ‍​‌‍​‌​‍ ‌​ ‍​‌‍‌‌‌‍‌‍‌‍​‌​‍ ‌‌‍‌​​ ‌‍‌‍​ ​ ‌‌​ ​​‌‍​‍‌‍‌‌‌‍​‍‌‍​‌​ ‌‍​ ​‍​ ‍‌​ ‍ ‌ ‌​‌ ‍‌‌ ​​‌‍‌‌​ ‌‌ ​​‌‍ ​‌‍​‌‌ ‌​‌‍‌‍‌‍ ‌ ​‍‌‍ ‌​ ‍ ‌ ​​‌‍​‌‌ ‌​‌‍‍​​ ‌‌‍‌‍‌‍ ‌‍​ ‌ ‌‌‌ ​ ‌​​‌‌ ​‍‌‍‌‌‌‍​‌‌ ​ ​‍‌‌​ ‌‌‌​​‍​ ​​​‍‌‌​ ‌‌‌​‌​​ ‌‍​‍‌‍​‌‌ ​ ‌‍‌‌‌‌‌‌‌ ​‍‌‍ ​​ ‌‌‍‍​‌ ‌​‌ ‌​‌ ​​​‍‌‌​ ​ ‌​​‌​‍‌‌​ ​‍‌​‌‍​‍‌‌​ ​‍‌​‌‍‌‍ ​‌‍ ‌‍​ ‌‍​‌‌‍ ​‌‍‍​‌‍ ‌ ​ ‌ ‌​​‍‌‌​ ​ ‌​​‌​ ​ ​ ​ ​ ​ ​ ​ ​‍‌‍‌‍‍‌‌‍‌​​ ‌‌‍‌‍​ ​‌​ ‍​​ ​‍‌‍‌‌​ ‌​​ ‍​​ ​‍​‍ ‌‌‍​‍‌‍​ ​ ‌‌​ ​‍​‍ ‌​ ‌​​ ‍​​ ‍​‌‍​‌​‍ ‌​ ‍​‌‍‌‌‌‍‌‍‌‍​‌​‍ ‌‌‍‌​​ ‌‍‌‍​ ​ ‌‌​ ​​‌‍​‍‌‍‌‌‌‍​‍‌‍​‌​ ‌‍​ ​‍​ ‍‌​‍‌‍‌ ‌​‌ ‍‌‌ ​​‌‍‌‌​ ‌‌ ​​‌‍ ​‌‍​‌‌ ‌​‌‍‌‍‌‍ ‌ ​‍‌‍ ‌​‍‌‍‌ ​​‌‍​‌‌ ‌​‌‍‍​​ ‌‌‍‌‍‌‍ ‌‍​ ‌ ‌‌‌ ​ ‌​​‌‌ ​‍‌‍‌‌‌‍​‌‌ ​ ​‍‌‌​ ‌‌‌​​‍​ ​​​‍‌‌​ ‌‌‌​‌​​‍‌‍‌ ​​‌‍‌‌‌ ​‍‌ ​ ‌ ​​‌‍‌‌‌‍​ ‌ ‌​‌‍‍‌‌ ‌‍‌‍‌‌​ ‌‌ ​​‌ ‌‌‌‍​‍‌‍ ​‌‍‍‌‌ ​ ‌‍‍​‌‍‌‌‌‍‌​​‍​‍‌ ‌
Countries
Democratic Republic of the Congo​​​​‌ ‍ ​‍​‍‌‍ ‌ ​‍‌‍‍‌‌‍‌ ‌‍‍‌‌‍ ‍​‍​‍​ ‍‍​‍​‍‌ ​ ‌‍​‌‌‍ ‍‌‍‍‌‌ ‌​‌ ‍‌​‍ ‍‌‍‍‌‌‍ ​‍​‍​‍ ​​‍​‍‌‍‍​‌ ​‍‌‍‌‌‌‍‌‍​‍​‍​ ‍‍​‍​‍‌‍‍​‌ ‌​‌ ‌​‌ ​​​ ‍‍​‍ ​‍ ‌‍ ​‌‍ ‌‍​ ‌‍​‌‌‍ ​‌‍‍​‌‍ ‌ ​ ‌ ‌​​ ‍‍​ ​ ​ ​ ​ ​ ​ ​ ​‍ ‌‍‍‌‌‍ ‍‌ ‌​‌‍‌‌‌‍ ‍‌ ‌​​‍ ‌‍‌‌‌‍‌​‌‍‍‌‌ ‌​​‍ ‌‍ ‌‌‍ ‌‍‌​‌‍‌‌​ ‌‌ ​​‌ ​‍‌‍‌‌‌ ​ ‌‍‌‌‌‍ ‍‌ ‌​‌‍​‌‌ ‌​‌‍‍‌‌‍ ‌‍ ‍​ ‍ ‌‍‍‌‌‍‌​​ ‌‌‍​ ‌‍ ‌ ‌‌‌‍ ‍‌ ‌​‌ ​‍‌ ‍‌​‍ ‌‌​​ ‌​‌​​ ‍ ‌ ‌​‌ ‍‌‌ ​​‌‍‌‌​ ‌‌‍​ ‌‍ ‌ ‌‌‌‍ ‍‌ ‌​‌ ​‍‌ ‍‌​ ‍ ‌ ​​‌‍​‌‌ ‌​‌‍‍​​ ‌‌ ‌​‌‍‍‌‌ ‌​‌‍ ​‌‍‌‌​ ‌‍​‍‌‍​‌‌ ​ ‌‍‌‌‌‌‌‌‌ ​‍‌‍ ​​ ‌‌‍‍​‌ ‌​‌ ‌​‌ ​​​‍‌‌​ ​ ‌​​‌​‍‌‌​ ​‍‌​‌‍​‍‌‌​ ​‍‌​‌‍‌‍ ​‌‍ ‌‍​ ‌‍​‌‌‍ ​‌‍‍​‌‍ ‌ ​ ‌ ‌​​‍‌‌​ ​ ‌​​‌​ ​ ​ ​ ​ ​ ​ ​ ​‍‌‍‌‍‍‌‌‍‌​​ ‌‌‍​ ‌‍ ‌ ‌‌‌‍ ‍‌ ‌​‌ ​‍‌ ‍‌​‍ ‌‌​​ ‌​‌​​‍‌‍‌ ‌​‌ ‍‌‌ ​​‌‍‌‌​ ‌‌‍​ ‌‍ ‌ ‌‌‌‍ ‍‌ ‌​‌ ​‍‌ ‍‌​‍‌‍‌ ​​‌‍​‌‌ ‌​‌‍‍​​ ‌‌ ‌​‌‍‍‌‌ ‌​‌‍ ​‌‍‌‌​‍‌‍‌ ​​‌‍‌‌‌ ​‍‌ ​ ‌ ​​‌‍‌‌‌‍​ ‌ ‌​‌‍‍‌‌ ‌‍‌‍‌‌​ ‌‌ ​​‌ ‌‌‌‍​‍‌‍ ​‌‍‍‌‌ ​ ‌‍‍​‌‍‌‌‌‍‌​​‍​‍‌ ‌
The Mwinda Fund is the flagship off-grid energy and clean cooking platform in the Democratic Republic of Congo — one of the world's largest and most complex energy access markets. Designed as a multi-
donor facility, the Fund combines results-based financing (RBF), catalytic debt instruments, guarantees and technical assistance to support rural electrification and promote private investment in decentralized
energy access and clean cooking solutions.​​​​‌ ‍ ​‍​‍‌‍ ‌ ​‍‌‍‍‌‌‍‌ ‌‍‍‌‌‍ ‍​‍​‍​ ‍‍​‍​‍‌ ​ ‌‍​‌‌‍ ‍‌‍‍‌‌ ‌​‌ ‍‌​‍ ‍‌‍‍‌‌‍ ​‍​‍​‍ ​​‍​‍‌‍‍​‌ ​‍‌‍‌‌‌‍‌‍​‍​‍​ ‍‍​‍​‍‌‍‍​‌ ‌​‌ ‌​‌ ​​​ ‍‍​‍ ​‍ ‌‍ ​‌‍ ‌‍​ ‌‍​‌‌‍ ​‌‍‍​‌‍ ‌ ​ ‌ ‌​​ ‍‍​ ​ ​ ​ ​ ​ ​ ​ ​‍ ‌‍‍‌‌‍ ‍‌ ‌​‌‍‌‌‌‍ ‍‌ ‌​​‍ ‌‍‌‌‌‍‌​‌‍‍‌‌ ‌​​‍ ‌‍ ‌‌‍ ‌‍‌​‌‍‌‌​ ‌‌ ​​‌ ​‍‌‍‌‌‌ ​ ‌‍‌‌‌‍ ‍‌ ‌​‌‍​‌‌ ‌​‌‍‍‌‌‍ ‌‍ ‍​ ‍ ‌‍‍‌‌‍‌​​ ‌‌‍‌‍​ ​‌​ ‍​​ ​‍‌‍‌‌​ ‌​​ ‍​​ ​‍​‍ ‌‌‍​‍‌‍​ ​ ‌‌​ ​‍​‍ ‌​ ‌​​ ‍​​ ‍​‌‍​‌​‍ ‌​ ‍​‌‍‌‌‌‍‌‍‌‍​‌​‍ ‌‌‍‌​​ ‌‍‌‍​ ​ ‌‌​ ​​‌‍​‍‌‍‌‌‌‍​‍‌‍​‌​ ‌‍​ ​‍​ ‍‌​ ‍ ‌ ‌​‌ ‍‌‌ ​​‌‍‌‌​ ‌‌ ​​‌‍ ​‌‍​‌‌ ‌​‌‍‌‍‌‍ ‌ ​‍‌‍ ‌​ ‍ ‌ ​​‌‍​‌‌ ‌​‌‍‍​​ ‌‌‍ ​‌‍‌‌‌‍‌​‌‍‌‌​‍‌‌​ ‌‌‌​​‍‌‌ ‌‍‍ ‌‍‌‌‌ ‍‌​‍‌‌​ ​ ‌​‌​​‍‌‌​ ​ ‌​‌​​‍‌‌​ ​‍​ ​‍​ ‌‍‌‍‌‌​ ‌ ​ ​ ‌‍​‍​ ‍​‌‍‌‌‌‍‌‍‌‍​‌​ ‌ ​ ‌​‌‍‌​​‍‌‌​ ​‍​ ​‍​‍‌‌​ ‌‌‌​‌​​‍ ‍‌‍​ ‌‍‍​‌‍‍‌‌‍ ​‌‍‌​‌ ​‍‌‍‌‌‌‍ ‍​‍‌‌​ ‌‌‌​​‍‌‌ ‌‍‍ ‌‍‌‌‌ ‍‌​‍‌‌​ ​ ‌​‌​​‍‌‌​ ​ ‌​‌​​‍‌‌​ ​‍​ ​‍​ ‌‌​ ‍‌‌‍​‌‌‍​‌​ ‌‍​ ‍​​ ‌ ‌‍​‍​ ‌ ​ ​​​ ‌‍‌‍‌‍​‍‌‌​ ​‍​ ​‍​‍‌‌​ ‌‌‌​‌​​‍ ‍‌ ‌​‌‍‌‌‌ ‍​‌ ‌​​ ‌‍​‍‌‍​‌‌ ​ ‌‍‌‌‌‌‌‌‌ ​‍‌‍ ​​ ‌‌‍‍​‌ ‌​‌ ‌​‌ ​​​‍‌‌​ ​ ‌​​‌​‍‌‌​ ​‍‌​‌‍​‍‌‌​ ​‍‌​‌‍‌‍ ​‌‍ ‌‍​ ‌‍​‌‌‍ ​‌‍‍​‌‍ ‌ ​ ‌ ‌​​‍‌‌​ ​ ‌​​‌​ ​ ​ ​ ​ ​ ​ ​ ​‍‌‍‌‍‍‌‌‍‌​​ ‌‌‍‌‍​ ​‌​ ‍​​ ​‍‌‍‌‌​ ‌​​ ‍​​ ​‍​‍ ‌‌‍​‍‌‍​ ​ ‌‌​ ​‍​‍ ‌​ ‌​​ ‍​​ ‍​‌‍​‌​‍ ‌​ ‍​‌‍‌‌‌‍‌‍‌‍​‌​‍ ‌‌‍‌​​ ‌‍‌‍​ ​ ‌‌​ ​​‌‍​‍‌‍‌‌‌‍​‍‌‍​‌​ ‌‍​ ​‍​ ‍‌​‍‌‍‌ ‌​‌ ‍‌‌ ​​‌‍‌‌​ ‌‌ ​​‌‍ ​‌‍​‌‌ ‌​‌‍‌‍‌‍ ‌ ​‍‌‍ ‌​‍‌‍‌ ​​‌‍​‌‌ ‌​‌‍‍​​ ‌‌‍ ​‌‍‌‌‌‍‌​‌‍‌‌​‍‌‌​ ‌‌‌​​‍‌‌ ‌‍‍ ‌‍‌‌‌ ‍‌​‍‌‌​ ​ ‌​‌​​‍‌‌​ ​ ‌​‌​​‍‌‌​ ​‍​ ​‍​ ‌‍‌‍‌‌​ ‌ ​ ​ ‌‍​‍​ ‍​‌‍‌‌‌‍‌‍‌‍​‌​ ‌ ​ ‌​‌‍‌​​‍‌‌​ ​‍​ ​‍​‍‌‌​ ‌‌‌​‌​​‍ ‍‌‍​ ‌‍‍​‌‍‍‌‌‍ ​‌‍‌​‌ ​‍‌‍‌‌‌‍ ‍​‍‌‌​ ‌‌‌​​‍‌‌ ‌‍‍ ‌‍‌‌‌ ‍‌​‍‌‌​ ​ ‌​‌​​‍‌‌​ ​ ‌​‌​​‍‌‌​ ​‍​ ​‍​ ‌‌​ ‍‌‌‍​‌‌‍​‌​ ‌‍​ ‍​​ ‌ ‌‍​‍​ ‌ ​ ​​​ ‌‍‌‍‌‍​‍‌‌​ ​‍​ ​‍​‍‌‌​ ‌‌‌​‌​​‍ ‍‌ ‌​‌‍‌‌‌ ‍​‌ ‌​​‍‌‍‌ ​​‌‍‌‌‌ ​‍‌ ​ ‌ ​​‌‍‌‌‌‍​ ‌ ‌​‌‍‍‌‌ ‌‍‌‍‌‌​ ‌‌ ​​‌ ‌‌‌‍​‍‌‍ ​‌‍‍‌‌ ​ ‌‍‍​‌‍‌‌‌‍‌​​‍​‍‌ ‌
With $92m across two funding windows, and a mandate to mobilize up to $500m in total investment, the Mwinda Fund operates under the oversight of the World Bank, GEAPP, and the Government of the DRC
- specifically the Rural Electrification Agency (Agence Nationale de l’Électrification et des Services Énergétiques en milieu Rural et périurbain, ANSER); the Project Management Unit within the Ministry of
Energy (Unité de Coordination et de Management des Projets du Ministère des Ressources Hydrauliques et Électricité, UCM); and the Congolese Ministry of the Environment and Sustainable Development (Le
Ministère De L’Environnement et Développement Durable, MEDD) Forest Investment Program Coordination Unit (Unité de Coordination du Programme d'Investissement pour la Forêt (UC-PIF).​​​​‌ ‍ ​‍​‍‌‍ ‌ ​‍‌‍‍‌‌‍‌ ‌‍‍‌‌‍ ‍​‍​‍​ ‍‍​‍​‍‌ ​ ‌‍​‌‌‍ ‍‌‍‍‌‌ ‌​‌ ‍‌​‍ ‍‌‍‍‌‌‍ ​‍​‍​‍ ​​‍​‍‌‍‍​‌ ​‍‌‍‌‌‌‍‌‍​‍​‍​ ‍‍​‍​‍‌‍‍​‌ ‌​‌ ‌​‌ ​​​ ‍‍​‍ ​‍ ‌‍ ​‌‍ ‌‍​ ‌‍​‌‌‍ ​‌‍‍​‌‍ ‌ ​ ‌ ‌​​ ‍‍​ ​ ​ ​ ​ ​ ​ ​ ​‍ ‌‍‍‌‌‍ ‍‌ ‌​‌‍‌‌‌‍ ‍‌ ‌​​‍ ‌‍‌‌‌‍‌​‌‍‍‌‌ ‌​​‍ ‌‍ ‌‌‍ ‌‍‌​‌‍‌‌​ ‌‌ ​​‌ ​‍‌‍‌‌‌ ​ ‌‍‌‌‌‍ ‍‌ ‌​‌‍​‌‌ ‌​‌‍‍‌‌‍ ‌‍ ‍​ ‍ ‌‍‍‌‌‍‌​​ ‌‌‍‌‍​ ​‌​ ‍​​ ​‍‌‍‌‌​ ‌​​ ‍​​ ​‍​‍ ‌‌‍​‍‌‍​ ​ ‌‌​ ​‍​‍ ‌​ ‌​​ ‍​​ ‍​‌‍​‌​‍ ‌​ ‍​‌‍‌‌‌‍‌‍‌‍​‌​‍ ‌‌‍‌​​ ‌‍‌‍​ ​ ‌‌​ ​​‌‍​‍‌‍‌‌‌‍​‍‌‍​‌​ ‌‍​ ​‍​ ‍‌​ ‍ ‌ ‌​‌ ‍‌‌ ​​‌‍‌‌​ ‌‌ ​​‌‍ ​‌‍​‌‌ ‌​‌‍‌‍‌‍ ‌ ​‍‌‍ ‌​ ‍ ‌ ​​‌‍​‌‌ ‌​‌‍‍​​ ‌‌‍​‍‌ ‌‌‌‍‍‌‌‍ ​‌‍‌​‌‍‌‌‌ ​‍​‍‌‌​ ‌‌‌​​‍‌‌ ‌‍‍ ‌‍‌‌‌ ‍‌​‍‌‌​ ​ ‌​‌​​‍‌‌​ ​ ‌​‌​​‍‌‌​ ​‍​ ​‍​ ‌‌​ ​‌​ ‌‌‌‍‌‍​ ​​​ ‌ ‌‍‌​‌‍‌​​ ‌‍‌‍​ ‌‍​ ‌‍‌‍​‍‌‌​ ​‍​ ​‍​‍‌‌​ ‌‌‌​‌​​‍ ‍‌‍​ ‌‍‍​‌‍‍‌‌‍ ​‌‍‌​‌ ​‍‌‍‌‌‌‍ ‍​‍‌‌​ ‌‌‌​​‍‌‌ ‌‍‍ ‌‍‌‌‌ ‍‌​‍‌‌​ ​ ‌​‌​​‍‌‌​ ​ ‌​‌​​‍‌‌​ ​‍​ ​‍‌‍​‍​ ‍​​ ​​​ ‌‌​ ​ ​ ​​‌‍​‍​ ‍​​ ‌​​ ‍​​ ‌ ​ ​‍​‍‌‌​ ​‍​ ​‍​‍‌‌​ ‌‌‌​‌​​‍ ‍‌ ‌​‌‍‌‌‌ ‍​‌ ‌​​ ‌‍​‍‌‍​‌‌ ​ ‌‍‌‌‌‌‌‌‌ ​‍‌‍ ​​ ‌‌‍‍​‌ ‌​‌ ‌​‌ ​​​‍‌‌​ ​ ‌​​‌​‍‌‌​ ​‍‌​‌‍​‍‌‌​ ​‍‌​‌‍‌‍ ​‌‍ ‌‍​ ‌‍​‌‌‍ ​‌‍‍​‌‍ ‌ ​ ‌ ‌​​‍‌‌​ ​ ‌​​‌​ ​ ​ ​ ​ ​ ​ ​ ​‍‌‍‌‍‍‌‌‍‌​​ ‌‌‍‌‍​ ​‌​ ‍​​ ​‍‌‍‌‌​ ‌​​ ‍​​ ​‍​‍ ‌‌‍​‍‌‍​ ​ ‌‌​ ​‍​‍ ‌​ ‌​​ ‍​​ ‍​‌‍​‌​‍ ‌​ ‍​‌‍‌‌‌‍‌‍‌‍​‌​‍ ‌‌‍‌​​ ‌‍‌‍​ ​ ‌‌​ ​​‌‍​‍‌‍‌‌‌‍​‍‌‍​‌​ ‌‍​ ​‍​ ‍‌​‍‌‍‌ ‌​‌ ‍‌‌ ​​‌‍‌‌​ ‌‌ ​​‌‍ ​‌‍​‌‌ ‌​‌‍‌‍‌‍ ‌ ​‍‌‍ ‌​‍‌‍‌ ​​‌‍​‌‌ ‌​‌‍‍​​ ‌‌‍​‍‌ ‌‌‌‍‍‌‌‍ ​‌‍‌​‌‍‌‌‌ ​‍​‍‌‌​ ‌‌‌​​‍‌‌ ‌‍‍ ‌‍‌‌‌ ‍‌​‍‌‌​ ​ ‌​‌​​‍‌‌​ ​ ‌​‌​​‍‌‌​ ​‍​ ​‍​ ‌‌​ ​‌​ ‌‌‌‍‌‍​ ​​​ ‌ ‌‍‌​‌‍‌​​ ‌‍‌‍​ ‌‍​ ‌‍‌‍​‍‌‌​ ​‍​ ​‍​‍‌‌​ ‌‌‌​‌​​‍ ‍‌‍​ ‌‍‍​‌‍‍‌‌‍ ​‌‍‌​‌ ​‍‌‍‌‌‌‍ ‍​‍‌‌​ ‌‌‌​​‍‌‌ ‌‍‍ ‌‍‌‌‌ ‍‌​‍‌‌​ ​ ‌​‌​​‍‌‌​ ​ ‌​‌​​‍‌‌​ ​‍​ ​‍‌‍​‍​ ‍​​ ​​​ ‌‌​ ​ ​ ​​‌‍​‍​ ‍​​ ‌​​ ‍​​ ‌ ​ ​‍​‍‌‌​ ​‍​ ​‍​‍‌‌​ ‌‌‌​‌​​‍ ‍‌ ‌​‌‍‌‌‌ ‍​‌ ‌​​‍‌‍‌ ​​‌‍‌‌‌ ​‍‌ ​ ‌ ​​‌‍‌‌‌‍​ ‌ ‌​‌‍‍‌‌ ‌‍‌‍‌‌​ ‌‌ ​​‌ ‌‌‌‍​‍‌‍ ​‌‍‍‌‌ ​ ‌‍‍​‌‍‌‌‌‍‌​​‍​‍‌ ‌